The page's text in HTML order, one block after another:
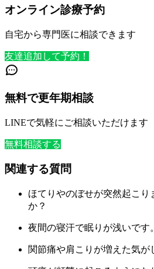
オンライン診療予約
自宅から専門医に相談できます
友達追加して予約！
無料で更年期相談
LINEで気軽にご相談いただけます
無料相談する
関連する質問
ほてりやのぼせが突然起こり
か？
夜間の寝汗で眠りが浅いです。
関節痛や肩こりが増えた気が